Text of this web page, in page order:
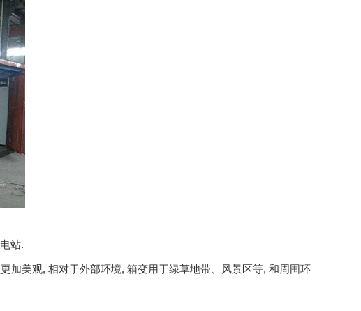
站.
加美观, 相对于外部环境, 箱变用于绿草地带、风景区等, 和周围环